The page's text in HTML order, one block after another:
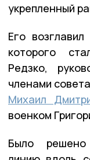
укрепленный
Его
которого
Редзко,
членами
Михаил
военком
Было решено